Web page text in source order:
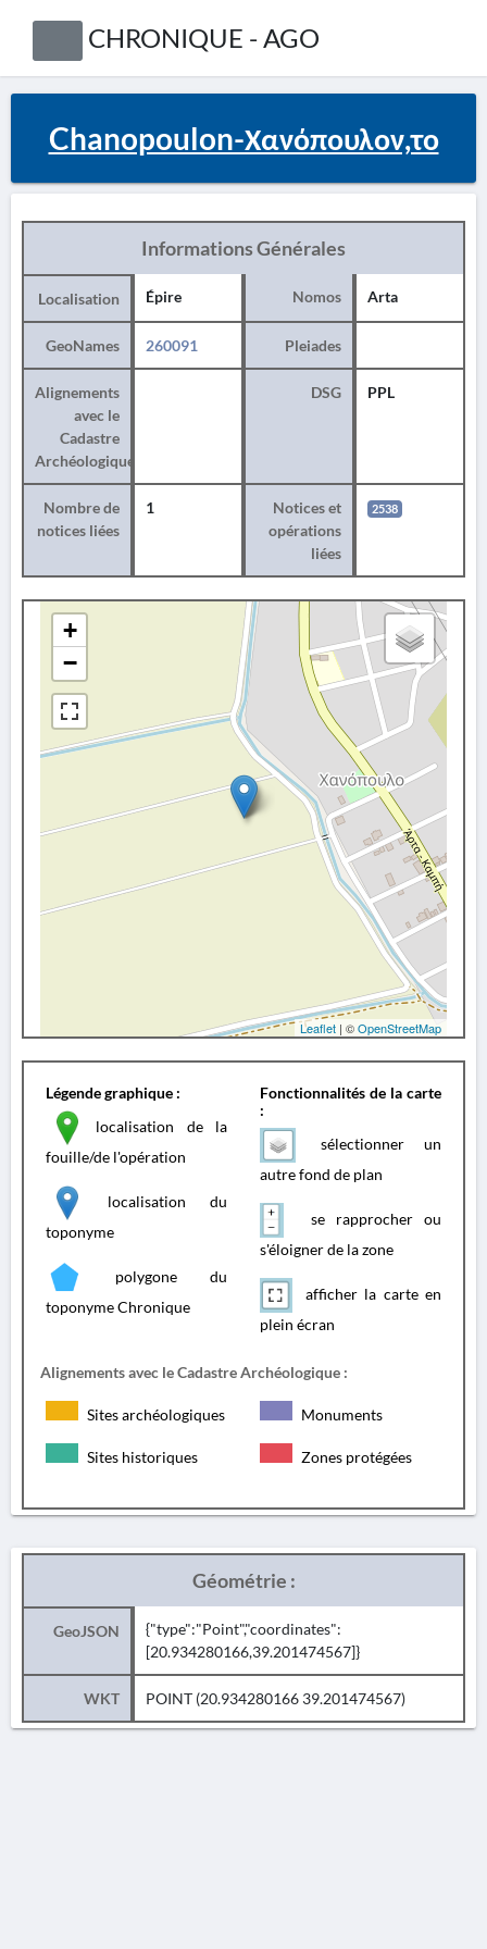
CHRONIQUE - AGO
Chanopoulon-Χανόπουλον,το
Informations Générales
Localisation Épire Nomos Arta
GeoNames 260091 Pleiades
Alignements
avec le
Cadastre
Archéologique
DSG PPL
Nombre de
notices liées
1
Notices et
opérations
liées
2538
+
−
Leaflet | ©OpenStreetMap
Légende graphique :
localisation de la
fouille/de l'opération
localisation du
toponyme
polygone du
toponyme Chronique
Fonctionnalités de la carte
:
sélectionner un
autre fond de plan
se rapprocher ou
s'éloigner de la zone
afficher la carte en
plein écran
Alignements avec le Cadastre Archéologique :
Sites archéologiques Monuments
Sites historiques Zones protégées
Géométrie :
GeoJSON
{"type":"Point","coordinates":
[20.934280166,39.201474567]}
WKT POINT (20.934280166 39.201474567)